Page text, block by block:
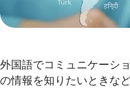
外国語でコミュニケーシ
の情報を知りたいときな